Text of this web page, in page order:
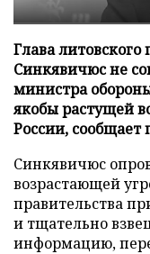
Глава
Синкявичюс не
министра
якобы растущей
России, сообщает
Синкявичюс
возрастающей
правительства
и тщательно
информацию,